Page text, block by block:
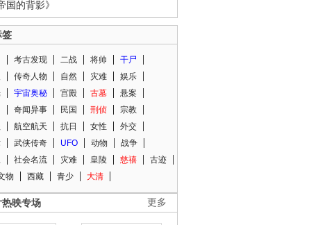
国的背影》
签
考古发现 二战 将帅
干尸
传奇人物 自然 灾难
娱乐
宇宙奥秘 宫殿 古墓
悬案
奇闻异事 民国 刑侦
宗教
航空航天 抗日 女性
外交
武侠传奇 UFO 动物
战争
社会名流 灾难 皇陵 慈禧
古迹
物
西藏 青少 大清
更多
映专场